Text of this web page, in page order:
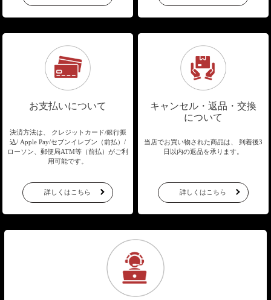
お支払いについて
決済方法は、 クレジットカード/銀行振
込/ Apple Pay/セブンイレブン（前払）/
ローソン、郵便局ATM等（前払）がご利
用可能です。
詳しくはこちら
キャンセル・返品・交換
について
当店でお買い物された商品は、
到着後3
日以内の返品を承ります。
詳しくはこちら